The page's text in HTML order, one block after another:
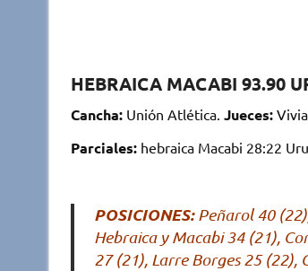
HEBRAICA MACABI 93.90
Cancha:Unión Atlética. Jueces:
Parciales:hebraica Macabi 28:22
POSICIONES:Peñarol 40
Hebraica y Macabi 34 (21),
27 (21), Larre Borges 25 (22),